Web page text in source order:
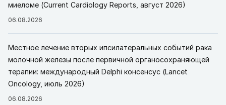
миеломе (Current Cardiology Reports, август 2026)
06.08.2026
Местное лечение вторых ипсилатеральных событий рака
молочной железы после первичной органосохраняющей
терапии: международный Delphi консенсус (Lancet
Oncology, июль 2026)
06.08.2026